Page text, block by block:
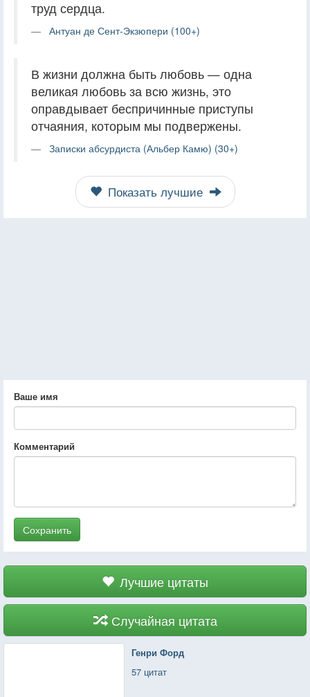
труд сердца.
Антуан де Сент-Экзюпери (100+)
В жизни должна быть любовь — одна
великая любовь за всю жизнь, это
оправдывает беспричинные приступы
отчаяния, которым мы подвержены.
Записки абсурдиста (Альбер Камю) (30+)
Показать лучшие
Ваше имя
Комментарий
Сохранить
Лучшие цитаты
Случайная цитата
Генри Форд
57 цитат